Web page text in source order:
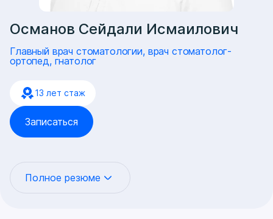
Османов Сейдали Исмаилович
Главный врач стоматологии, врач стоматолог-
ортопед, гнатолог
13 лет стаж
Записаться
Полное резюме